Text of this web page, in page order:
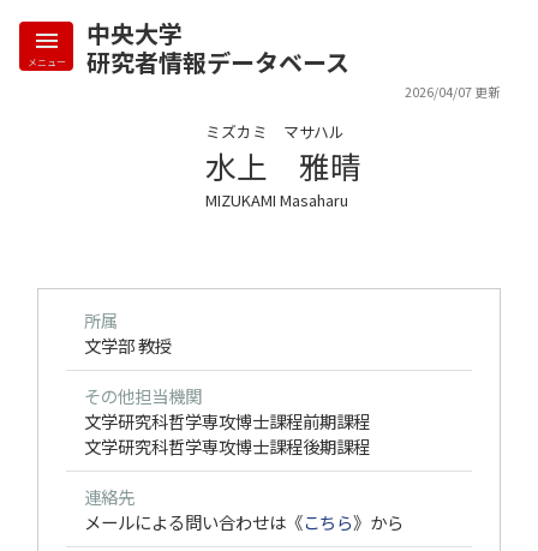
中央大学
研究者情報データベース
メニュー
2026/04/07 更新
ミズカミ マサハル
水上 雅晴
MIZUKAMI Masaharu
所属
文学部 教授
その他担当機関
文学研究科哲学専攻博士課程前期課程
文学研究科哲学専攻博士課程後期課程
連絡先
メールによる問い合わせは《こちら》から